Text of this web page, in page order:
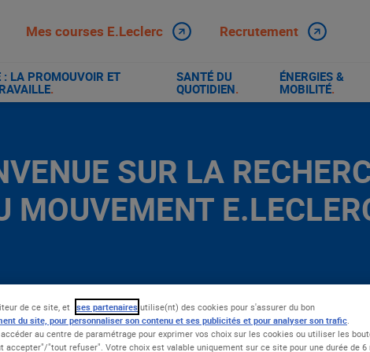
Mes courses E.Leclerc Recrutement
LA PROMOUVOIR ET
.
SANTÉ DU
QUOTIDIEN.
ÉNERGIES &
MOBILITÉ.
SUR LA
MOUVEMENT
de ce site, et ses partenaires utilise(nt) des cookies pour s'assurer du bon
du site, pour personnaliser son contenu et ses publicités et pour analyser son trafic
accéder au centre de paramétrage pour exprimer vos choix sur les cookies ou utiliser les
accepter"/"tout refuser". Votre choix est valable uniquement sur ce site pour une durée de 6